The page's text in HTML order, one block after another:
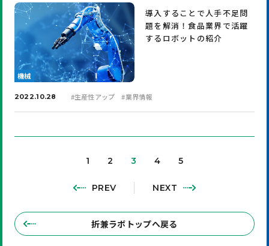
機械
導入することで人手不足問
題を解消！食品業界で活躍
するロボットの紹介
2022.10.28 #生産性アップ #業界情報
PREV
1 2 3 4 5
NEXT
折兼ラボトップへ戻る